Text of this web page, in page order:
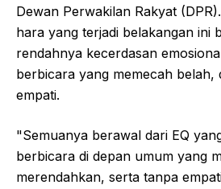
Dewan Perwakilan Rakyat
hara yang terjadi belakangan ini
rendahnya kecerdasan
berbicara yang memecah belah,
empati.
"Semuanya berawal dari EQ
berbicara di depan umum yang
merendahkan, serta tanpa